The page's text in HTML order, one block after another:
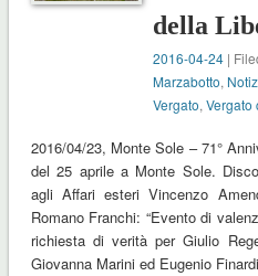
della
2016-04-24 |
Marzabotto,
Vergato,Vergato
2016/04/23, Monte Sole – 71°
del 25 aprile a Monte Sole.
agli Affari esteri Vincenzo
Romano Franchi: “Evento di
richiesta di verità per Giulio
Giovanna Marini ed Eugenio